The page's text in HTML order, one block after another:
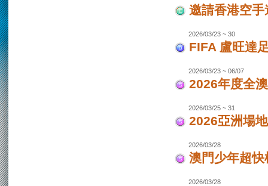
邀請香港空
2026/03/23 ~ 30
FIFA 盧旺達
2026/03/23 ~ 06/07
2026年度全
2026/03/25 ~ 31
2026亞洲場
2026/03/28
澳門少年超快
2026/03/28